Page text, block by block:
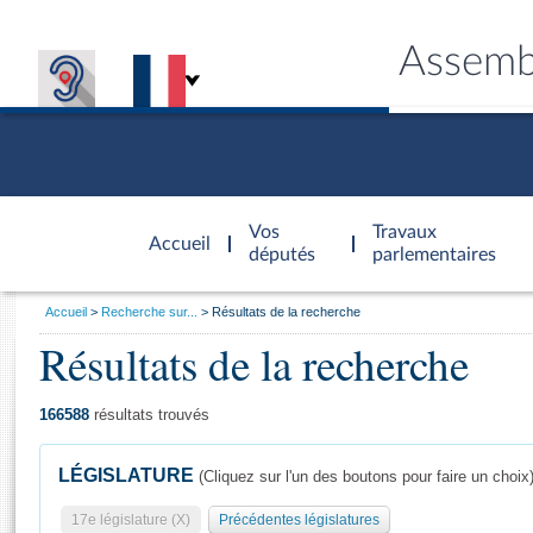
Accueil
d'accueil
Vos
députés
Travaux
parlementaires
Général
Vous
Accueil Recherche sur... Résultats de la recherche
Résultats de la recherche
166588 résultats trouvés
LÉGISLATURE (Cliquez sur l'un des boutons pour faire un choix)
17e législature (X) Précédentes législatures